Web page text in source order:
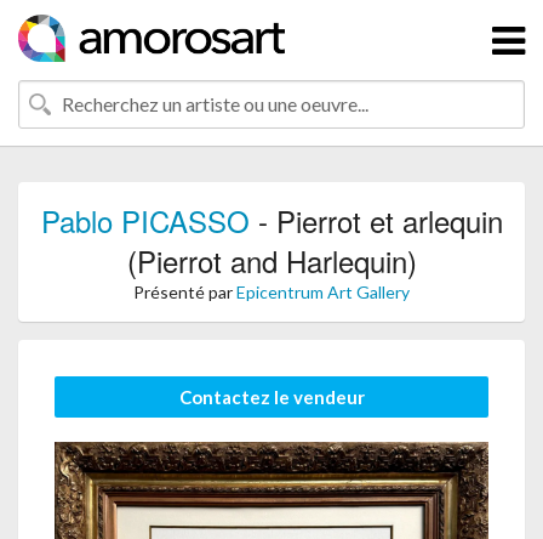
Pablo PICASSO - Pierrot et arlequin
(Pierrot and Harlequin)
Présenté parEpicentrum Art Gallery
Contactez le vendeur